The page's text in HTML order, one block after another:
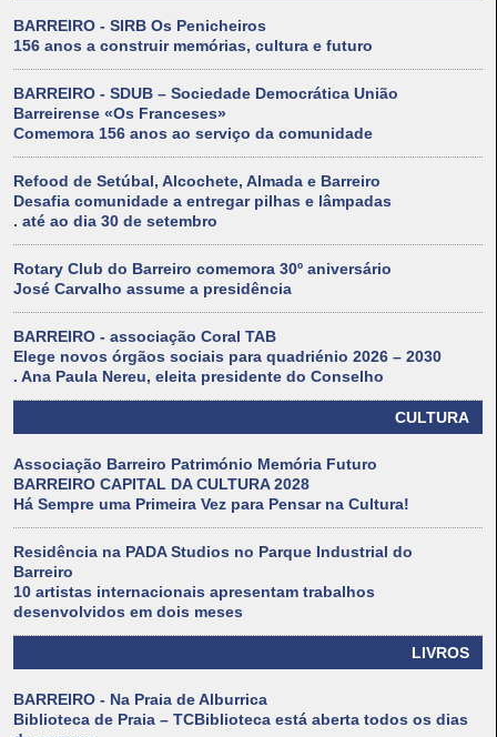
BARREIRO - SIRB Os Penicheiros
156 anos a construir memórias, cultura e futuro
BARREIRO - SDUB – Sociedade Democrática União
Barreirense «Os Franceses»
Comemora 156 anos ao serviço da comunidade
Refood de Setúbal, Alcochete, Almada e Barreiro
Desafia comunidade a entregar pilhas e lâmpadas
. até ao dia 30 de setembro
Rotary Club do Barreiro comemora 30º aniversário
José Carvalho assume a presidência
BARREIRO - associação Coral TAB
Elege novos órgãos sociais para quadriénio 2026 – 2030
. Ana Paula Nereu, eleita presidente do Conselho
CULTURA
Associação Barreiro Património Memória Futuro
BARREIRO CAPITAL DA CULTURA 2028
Há Sempre uma Primeira Vez para Pensar na Cultura!
Residência na PADA Studios no Parque Industrial do
Barreiro
10 artistas internacionais apresentam trabalhos
desenvolvidos em dois meses
LIVROS
BARREIRO - Na Praia de Alburrica
Biblioteca de Praia – TCBiblioteca está aberta todos os dias